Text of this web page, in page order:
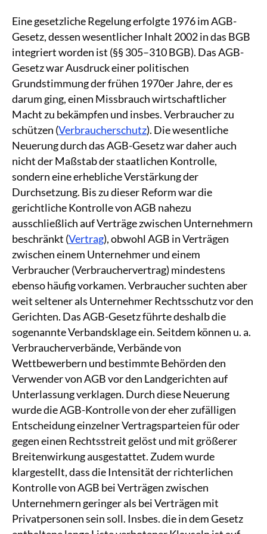
Eine gesetzliche Regelung erfolgte 1976 im AGB-
Gesetz, dessen wesentlicher Inhalt 2002 in das BGB
integriert worden ist (§§ 305–310 BGB). Das AGB-
Gesetz war Ausdruck einer politischen
Grundstimmung der frühen 1970er Jahre, der es
darum ging, einen Missbrauch wirtschaftlicher
Macht zu bekämpfen und insbes. Verbraucher zu
schützen (Verbraucherschutz). Die wesentliche
Neuerung durch das AGB-Gesetz war daher auch
nicht der Maßstab der staatlichen Kontrolle,
sondern eine erhebliche Verstärkung der
Durchsetzung. Bis zu dieser Reform war die
gerichtliche Kontrolle von AGB nahezu
ausschließlich auf Verträge zwischen Unternehmern
beschränkt (Vertrag), obwohl AGB in Verträgen
zwischen einem Unternehmer und einem
Verbraucher (Verbrauchervertrag) mindestens
ebenso häufig vorkamen. Verbraucher suchten aber
weit seltener als Unternehmer Rechtsschutz vor den
Gerichten. Das AGB-Gesetz führte deshalb die
sogenannte Verbandsklage ein. Seitdem können u. a.
Verbraucherverbände, Verbände von
Wettbewerbern und bestimmte Behörden den
Verwender von AGB vor den Landgerichten auf
Unterlassung verklagen. Durch diese Neuerung
wurde die AGB-Kontrolle von der eher zufälligen
Entscheidung einzelner Vertragsparteien für oder
gegen einen Rechtsstreit gelöst und mit größerer
Breitenwirkung ausgestattet. Zudem wurde
klargestellt, dass die Intensität der richterlichen
Kontrolle von AGB bei Verträgen zwischen
Unternehmern geringer als bei Verträgen mit
Privatpersonen sein soll. Insbes. die in dem Gesetz